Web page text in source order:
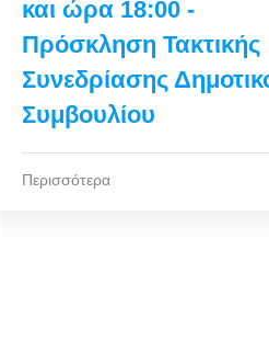
Δημοτικού Δικτύου
Ύδρευσης για το Μήνα
Ιούνιο 2026